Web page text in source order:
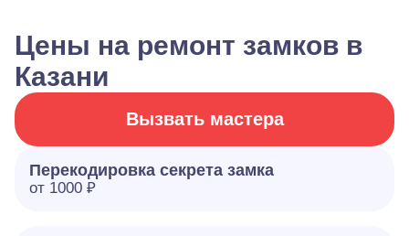
Цены на ремонт замков в
Казани
Вызвать мастера
Перекодировка секрета замка
от 1000 ₽